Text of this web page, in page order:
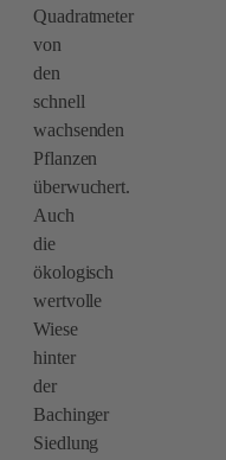
Quadratmeter
von
den
schnell
wachsenden
Pflanzen
überwuchert.
Auch
die
ökologisch
wertvolle
Wiese
hinter
der
Bachinger
Siedlung